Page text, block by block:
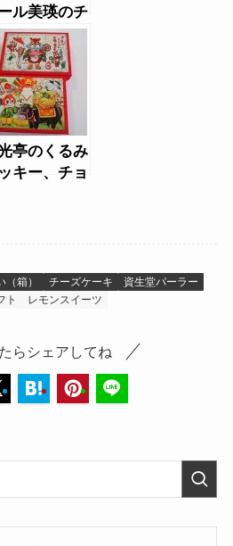
ル美瑛のチ
フォンデュ
ーキ「酪生」
亭のくるみ
キー、チョ
（箱） チーズケーキ
資生堂パーラー
ト レモンスイーツ
らシェアしてね